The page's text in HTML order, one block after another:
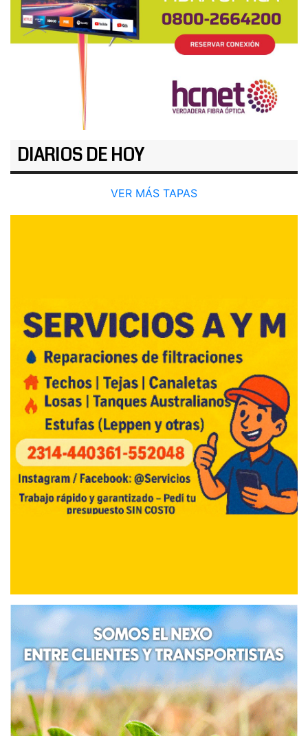
DIARIOS DE HOY
VER MÁS TAPAS